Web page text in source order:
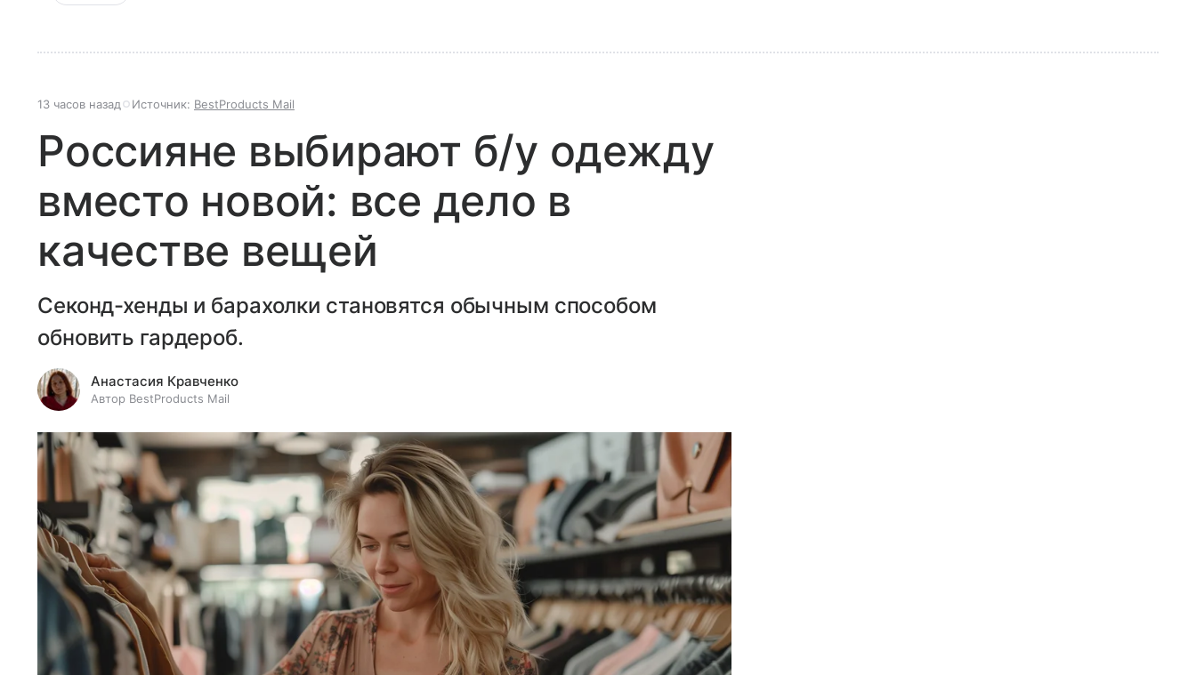
13 часов назад Источник: BestProducts Mail
Россияне выбирают б/у одежду
вместо новой: все дело в
качестве вещей
Секонд-хенды и барахолки становятся обычным способом
обновить гардероб.
Анастасия Кравченко
Автор BestProducts Mail